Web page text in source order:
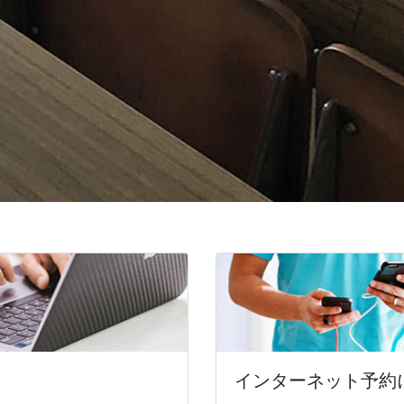
インターネット予約